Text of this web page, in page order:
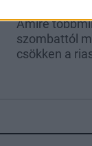
Amire
szombattól
csökken a